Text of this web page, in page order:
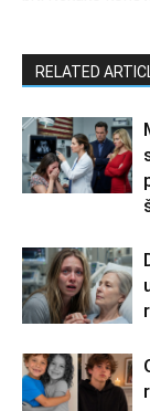
RELATED